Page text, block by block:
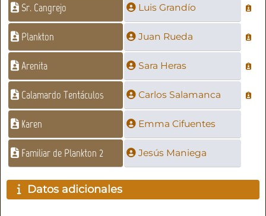
Sr. Cangrejo Luis Grandío
Plankton Juan Rueda
Arenita Sara Heras
Calamardo Tentáculos Carlos Salamanca
Karen Emma Cifuentes
Familiar de Plankton 2 Jesús Maniega
Datos adicionales